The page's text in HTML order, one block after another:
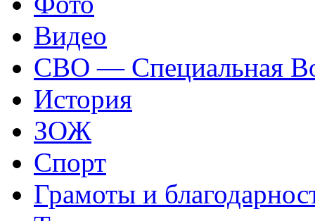
Видео
СВО — Специальная
История
ЗОЖ
Спорт
Грамоты и